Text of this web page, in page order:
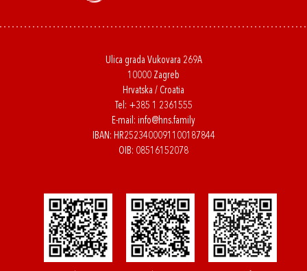
Ulica grada Vukovara 269A
10000 Zagreb
Hrvatska / Croatia
Tel: +385 1 2361555
E-mail: info@hns.family
IBAN: HR2523400091100187844
OIB: 08516152078